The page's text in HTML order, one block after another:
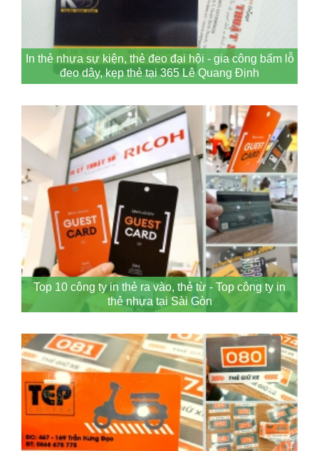
In thẻ nhựa sự kiện, thẻ đeo đại hội - gia công bấm lỗ
đeo dây, kẹp thẻ tại 365 Lê Quang Định
Top 10 công ty in thẻ ra vào, thẻ từ - Top công ty in
thẻ nhựa tại Sài Gòn